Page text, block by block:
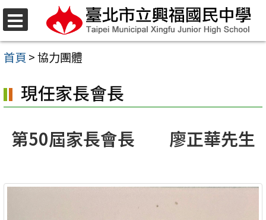
選
單
跳
至
主
內
容
首頁 >協力團體
現任家長會長
第50屆家長會長 廖正華先生